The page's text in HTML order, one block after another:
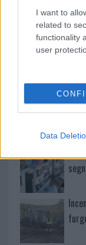
I want to
related to
functionality
user
Data
NOTIZIE RECENTI
Le